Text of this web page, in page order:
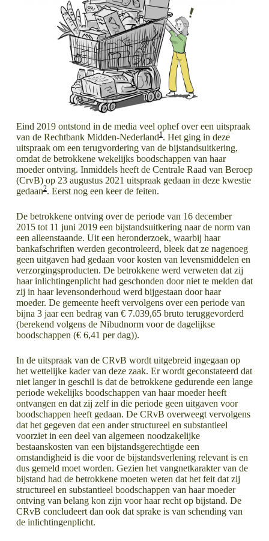
Eind 2019 ontstond in de media veel ophef over een uitspraak
van de Rechtbank Midden-Nederland1. Het ging in deze
uitspraak om een terugvordering van de bijstandsuitkering,
omdat de betrokkene wekelijks boodschappen van haar
moeder ontving. Inmiddels heeft de Centrale Raad van Beroep
(CrvB) op 23 augustus 2021 uitspraak gedaan in deze kwestie
gedaan2. Eerst nog een keer de feiten.
De betrokkene ontving over de periode van 16 december
2015 tot 11 juni 2019 een bijstandsuitkering naar de norm van
een alleenstaande. Uit een heronderzoek, waarbij haar
bankafschriften werden gecontroleerd, bleek dat ze nagenoeg
geen uitgaven had gedaan voor kosten van levensmiddelen en
verzorgingsproducten. De betrokkene werd verweten dat zij
haar inlichtingenplicht had geschonden door niet te melden dat
zij in haar levensonderhoud werd bijgestaan door haar
moeder. De gemeente heeft vervolgens over een periode van
bijna 3 jaar een bedrag van € 7.039,65 bruto teruggevorderd
(berekend volgens de Nibudnorm voor de dagelijkse
boodschappen (€ 6,41 per dag)).
In de uitspraak van de CRvB wordt uitgebreid ingegaan op
het wettelijke kader van deze zaak. Er wordt geconstateerd dat
niet langer in geschil is dat de betrokkene gedurende een lange
periode wekelijks boodschappen van haar moeder heeft
ontvangen en dat zij zelf in die periode geen uitgaven voor
boodschappen heeft gedaan. De CRvB overweegt vervolgens
dat het gegeven dat een ander structureel en substantieel
voorziet in een deel van algemeen noodzakelijke
bestaanskosten van een bijstandsgerechtigde een
omstandigheid is die voor de bijstandsverlening relevant is en
dus gemeld moet worden. Gezien het vangnetkarakter van de
bijstand had de betrokkene moeten weten dat het feit dat zij
structureel en substantieel boodschappen van haar moeder
ontving van belang kon zijn voor haar recht op bijstand. De
CRvB concludeert dan ook dat sprake is van schending van
de inlichtingenplicht.